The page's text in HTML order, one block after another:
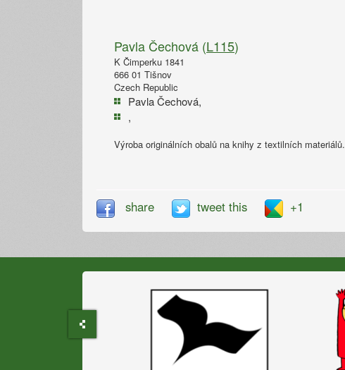
Pavla Čechová (L115)
K Čimperku 1841
666 01 Tišnov
Czech Republic
Pavla Čechová,
,
Výroba originálních obalů na knihy z textilních materiálů.
share tweet this +1